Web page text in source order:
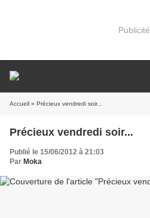
Publicité
Accueil » Précieux vendredi soir...
Précieux vendredi soir...
Publié le 15/06/2012 à 21:03
Par Moka